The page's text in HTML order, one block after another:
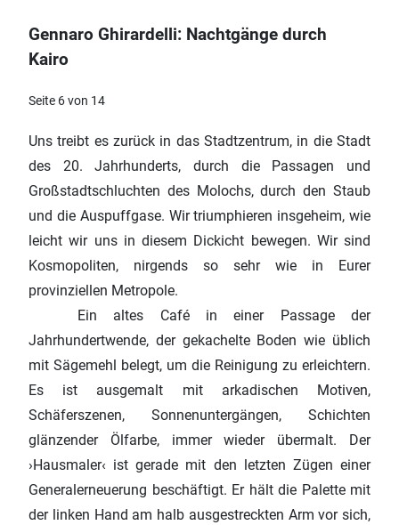
Gennaro Ghirardelli: Nachtgänge durch
Kairo
Seite 6 von 14
Uns treibt es zurück in das Stadtzentrum, in die Stadt
des 20. Jahrhunderts, durch die Passagen und
Großstadtschluchten des Molochs, durch den Staub
und die Auspuffgase. Wir triumphieren insgeheim, wie
leicht wir uns in diesem Dickicht bewegen. Wir sind
Kosmopoliten, nirgends so sehr wie in Eurer
provinziellen Metropole.
Ein altes Café in einer Passage der
Jahrhundertwende, der gekachelte Boden wie üblich
mit Sägemehl belegt, um die Reinigung zu erleichtern.
Es ist ausgemalt mit arkadischen Motiven,
Schäferszenen, Sonnenuntergängen, Schichten
glänzender Ölfarbe, immer wieder übermalt. Der
›Hausmaler‹ ist gerade mit den letzten Zügen einer
Generalerneuerung beschäftigt. Er hält die Palette mit
der linken Hand am halb ausgestreckten Arm vor sich,